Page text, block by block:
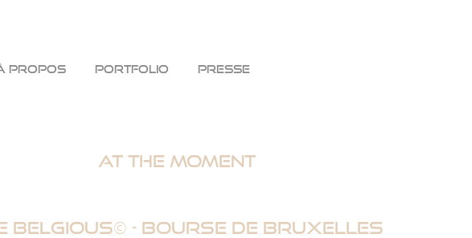
PROPOS PORTFOLIO PRESSE
At the moment
Belgious© - Bourse de Bruxelles